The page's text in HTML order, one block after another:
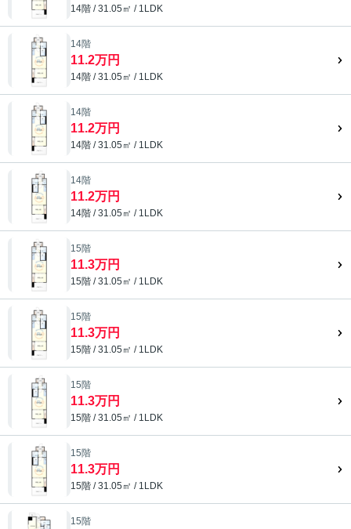
14階 / 31.05㎡ / 1LDK
14階
11.2万円
14階 / 31.05㎡ / 1LDK
14階
11.2万円
14階 / 31.05㎡ / 1LDK
14階
11.2万円
14階 / 31.05㎡ / 1LDK
15階
11.3万円
15階 / 31.05㎡ / 1LDK
15階
11.3万円
15階 / 31.05㎡ / 1LDK
15階
11.3万円
15階 / 31.05㎡ / 1LDK
15階
11.3万円
15階 / 31.05㎡ / 1LDK
15階